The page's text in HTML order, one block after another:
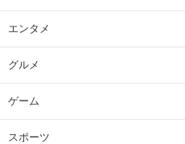
エンタメ
グルメ
ゲーム
スポーツ